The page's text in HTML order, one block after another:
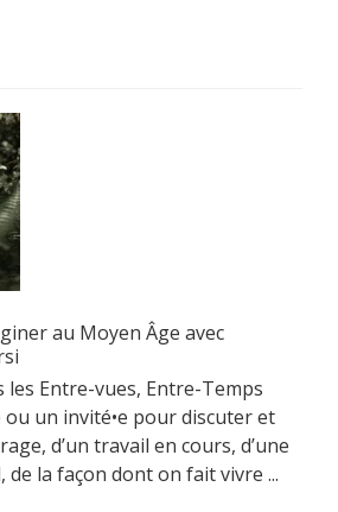
au Moyen Âge avec
les Entre-vues, Entre-Temps
ou un invité•e pour discuter et
d’un travail en cours, d’une
la façon dont on fait vivre ...